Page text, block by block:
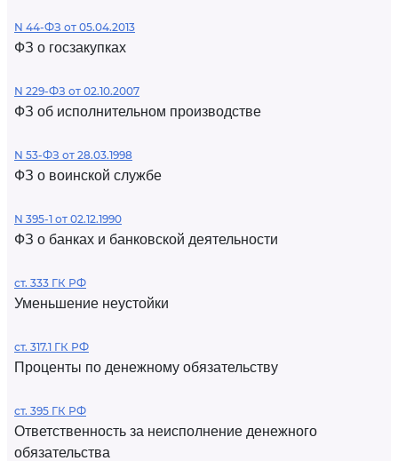
N 44-ФЗ от 05.04.2013
ФЗ о госзакупках
N 229-ФЗ от 02.10.2007
ФЗ об исполнительном производстве
N 53-ФЗ от 28.03.1998
ФЗ о воинской службе
N 395-1 от 02.12.1990
ФЗ о банках и банковской деятельности
ст. 333 ГК РФ
Уменьшение неустойки
ст. 317.1 ГК РФ
Проценты по денежному обязательству
ст. 395 ГК РФ
Ответственность за неисполнение денежного
обязательства